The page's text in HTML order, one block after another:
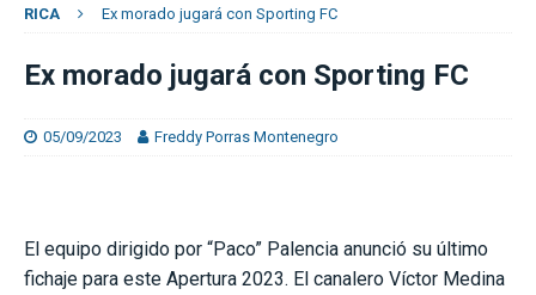
RICA
Ex morado jugará con Sporting FC
Ex morado jugará con Sporting FC
05/09/2023 Freddy Porras Montenegro
El equipo dirigido por “Paco” Palencia anunció su último
fichaje para este Apertura 2023. El canalero Víctor Medina